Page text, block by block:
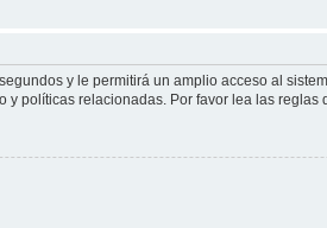
y le permitirá un amplio acceso al
políticas relacionadas. Por favor lea las reglas